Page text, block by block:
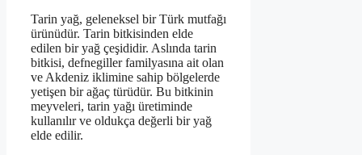
Tarin yağ, geleneksel bir Türk mutfağı
ürünüdür. Tarin bitkisinden elde
edilen bir yağ çeşididir. Aslında tarin
bitkisi, defnegiller familyasına ait olan
ve Akdeniz iklimine sahip bölgelerde
yetişen bir ağaç türüdür. Bu bitkinin
meyveleri, tarin yağı üretiminde
kullanılır ve oldukça değerli bir yağ
elde edilir.